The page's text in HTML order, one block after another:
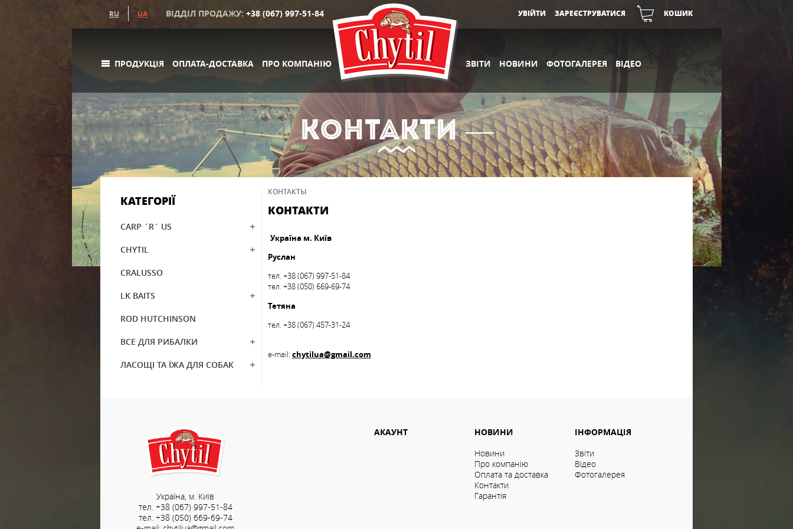
RU UA ВІДДІЛ ПРОДАЖУ: +38 (067) 997-51-84 УВІЙТИ ЗАРЕЄСТРУВАТИСЯ КОШИК
ПРОДУКЦІЯ ОПЛАТА-ДОСТАВКА ПРО КОМПАНІЮ ЗВІТИ НОВИНИ ФОТОГАЛЕРЕЯ ВІДЕО
КОНТАКТИ —
КАТЕГОРІЇ
CARP ´R´ US
CHYTIL
CRALUSSO
LK BAITS
ROD HUTCHINSON
ВСЕ ДЛЯ РИБАЛКИ
ЛАСОЩІ ТА ЇЖА ДЛЯ СОБАК
КОНТАКТЫ
КОНТАКТИ
Україна м. Київ
Руслан
тел. +38 (067) 997-51-84
тел. +38 (050) 669-69-74
Тетяна
тел. +38 (067) 457-31-24
e-mail: chytilua@gmail.com
Україна, м. Київ
тел. +38 (067) 997-51-84
тел. +38 (050) 669-69-74
АКАУНТ НОВИНИ
Новини
Про компанію
Оплата та доставка
Контакти
Гарантія
ІНФОРМАЦІЯ
Звіти
Відео
Фотогалерея